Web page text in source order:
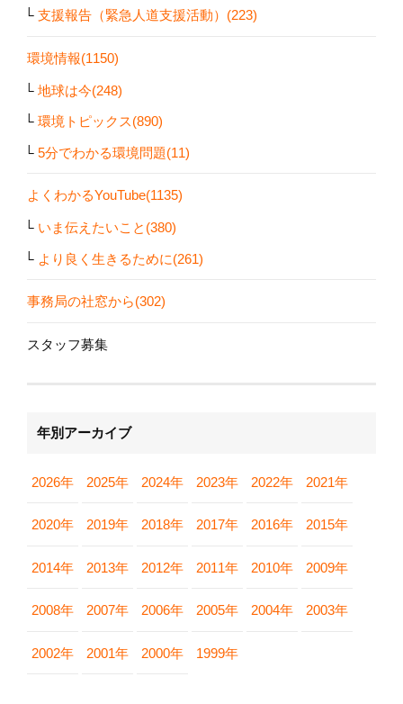
支援報告（緊急人道支援活動）(223)
環境情報(1150)
地球は今(248)
環境トピックス(890)
5分でわかる環境問題(11)
よくわかるYouTube(1135)
いま伝えたいこと(380)
より良く生きるために(261)
事務局の社窓から(302)
スタッフ募集
年別アーカイブ
2026年 2025年 2024年 2023年 2022年 2021年
2020年 2019年 2018年 2017年 2016年 2015年
2014年 2013年 2012年 2011年 2010年 2009年
2008年 2007年 2006年 2005年 2004年 2003年
2002年 2001年 2000年 1999年